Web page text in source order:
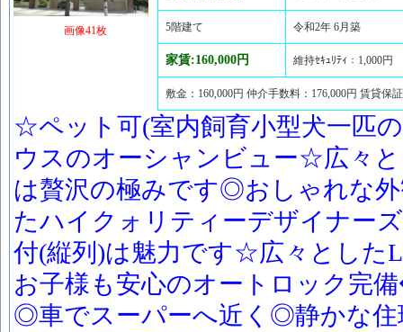
画像41枚 5階建て 令和2年 6月築
家賃:160,000円 維持ｾｷｭﾘﾃｨ：1,000円
敷金：160,000円 仲介手数料：176,000円 賃貸
☆ペット可(室内飼育小型犬一匹
ウスのオーシャンビュー☆広々
は贅沢の極みです◎おしゃれな
たハイクォリティーデザイナー
付(縦列)は魅力です☆広々とした
お子様も安心のオートロック完
◎車でスーパーへ近く◎静かな住